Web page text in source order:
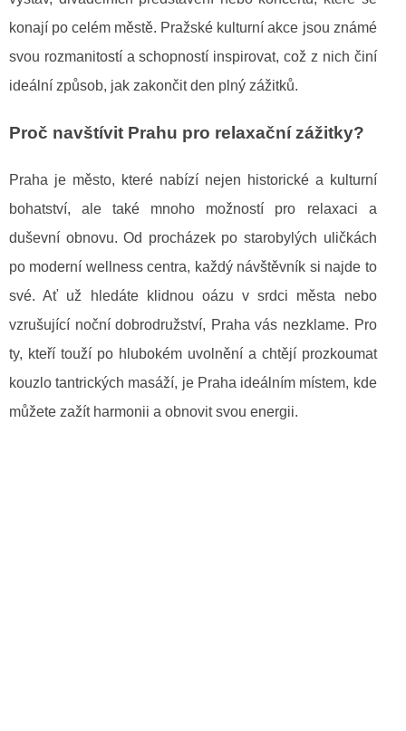
konají po celém městě. Pražské kulturní akce jsou známé
svou rozmanitostí a schopností inspirovat, což z nich činí
ideální způsob, jak zakončit den plný zážitků.
Proč navštívit Prahu pro relaxační zážitky?
Praha je město, které nabízí nejen historické a kulturní
bohatství, ale také mnoho možností pro relaxaci a
duševní obnovu. Od procházek po starobylých uličkách
po moderní wellness centra, každý návštěvník si najde to
své. Ať už hledáte klidnou oázu v srdci města nebo
vzrušující noční dobrodružství, Praha vás nezklame. Pro
ty, kteří touží po hlubokém uvolnění a chtějí prozkoumat
kouzlo tantrických masáží, je Praha ideálním místem, kde
můžete zažít harmonii a obnovit svou energii.